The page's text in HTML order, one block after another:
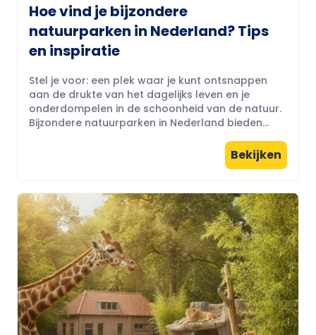
Hoe vind je bijzondere
natuurparken in Nederland? Tips
en inspiratie
Stel je voor: een plek waar je kunt ontsnappen
aan de drukte van het dagelijks leven en je
onderdompelen in de schoonheid van de natuur.
Bijzondere natuurparken in Nederland bieden...
Bekijken